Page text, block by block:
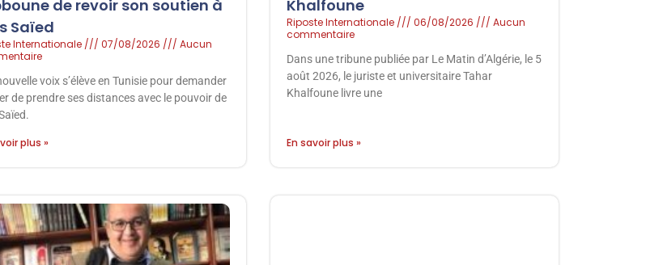
de revoir son soutien à
Saïed
Internationale 07/08/2026
Aucun
voix s’élève en Tunisie pour demander
de prendre ses distances avec le pouvoir de
plus »
Khalfoune
Riposte Internationale 06/08/2026
Aucun
commentaire
Dans une tribune publiée par Le Matin d’Algérie, le 5
août 2026, le juriste et universitaire Tahar
Khalfoune livre une
En savoir plus »